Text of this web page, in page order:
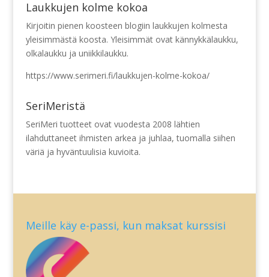
Laukkujen kolme kokoa
Kirjoitin pienen koosteen blogiin laukkujen kolmesta
yleisimmästä koosta. Yleisimmät ovat kännykkälaukku,
olkalaukku ja uniikkilaukku.
https://www.serimeri.fi/laukkujen-kolme-kokoa/
SeriMeristä
SeriMeri tuotteet ovat vuodesta 2008 lähtien
ilahduttaneet ihmisten arkea ja juhlaa, tuomalla siihen
väriä ja hyväntuulisia kuvioita.
Meille käy e-passi, kun maksat kurssisi